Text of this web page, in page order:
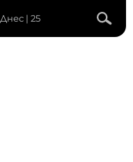
Днес | 25